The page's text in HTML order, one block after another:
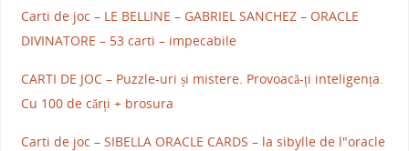
Carti de joc – LE BELLINE – GABRIEL SANCHEZ – ORACLE
DIVINATORE – 53 carti – impecabile
CARTI DE JOC – Puzzle-uri și mistere. Provoacă-ți inteligența.
Cu 100 de cărți + brosura
Carti de joc – SIBELLA ORACLE CARDS – la sibylle de l"oracle